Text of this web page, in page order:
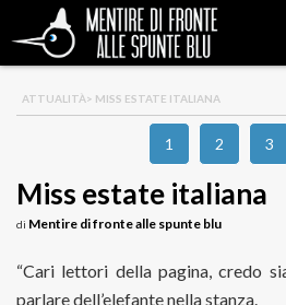
ATTUALITÀ> MISS ESTATE ITALIANA
1 2 3
Miss estate italiana
di Mentire di fronte alle spunte blu
“Cari lettori della pagina, credo
parlare dell’elefante nella stanza.